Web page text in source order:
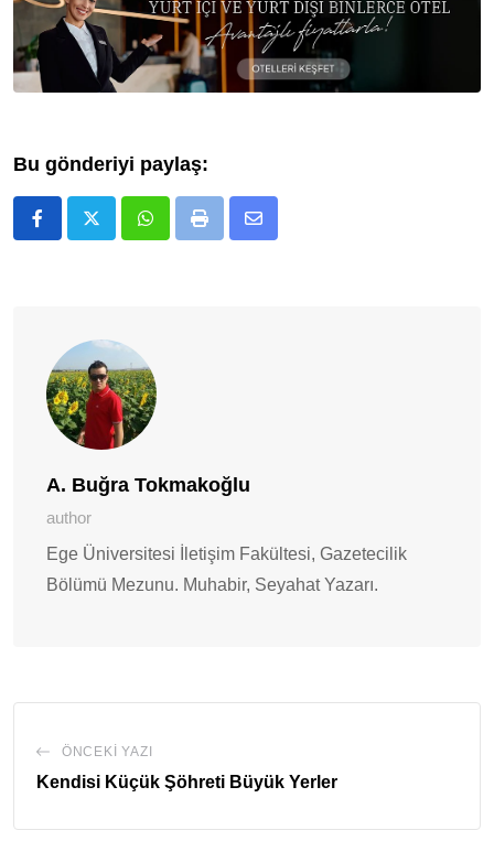
Bu gönderiyi paylaş:
Whatsapp
Print
E-
A. Buğra Tokmakoğlu
author
Ege Üniversitesi İletişim Fakültesi, Gazetecilik
Bölümü Mezunu. Muhabir, Seyahat Yazarı.
ÖNCEKI YAZI
Kendisi Küçük Şöhreti Büyük Yerler